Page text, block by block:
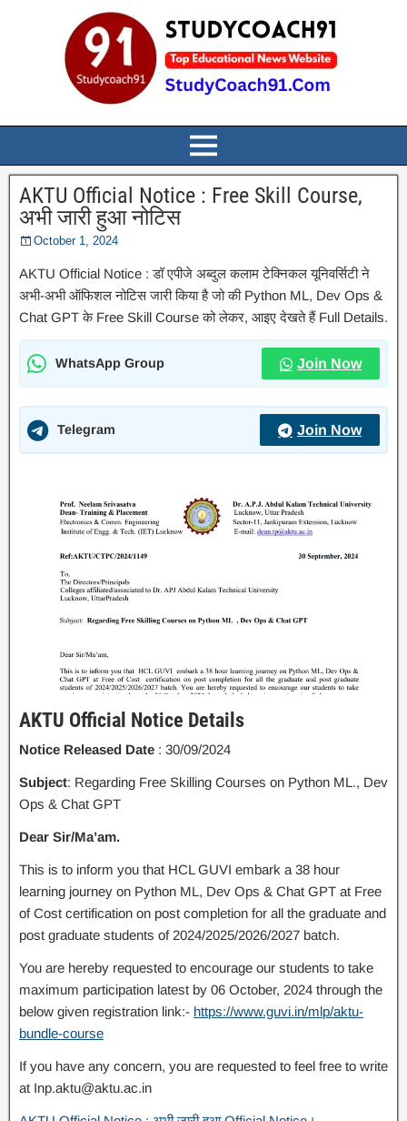
AKTU Official Notice : Free Skill Course,
अभी जारी हुआ नोटिस
October 1, 2024
AKTU Official Notice : डॉ एपीजे अब्दुल कलाम टेक्निकल यूनिवर्सिटी ने
अभी-अभी ऑफिशल नोटिस जारी किया है जो की Python ML, Dev Ops &
Chat GPT के Free Skill Course को लेकर, आइए देखते हैं Full Details.
WhatsApp Group Join Now
Telegram Join Now
AKTU Official Notice Details
Notice Released Date : 30/09/2024
Subject: Regarding Free Skilling Courses on Python ML., Dev
Ops & Chat GPT
Dear Sir/Ma’am.
This is to inform you that HCL GUVI embark a 38 hour
learning journey on Python ML, Dev Ops & Chat GPT at Free
of Cost certification on post completion for all the graduate and
post graduate students of 2024/2025/2026/2027 batch.
You are hereby requested to encourage our students to take
maximum participation latest by 06 October, 2024 through the
below given registration link:- https://www.guvi.in/mlp/aktu-
bundle-course
If you have any concern, you are requested to feel free to write
at Inp.aktu@aktu.ac.in